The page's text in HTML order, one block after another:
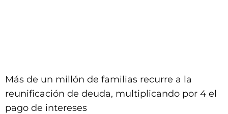
Más de un millón de familias recurre a la
reunificación de deuda, multiplicando por 4 el
pago de intereses